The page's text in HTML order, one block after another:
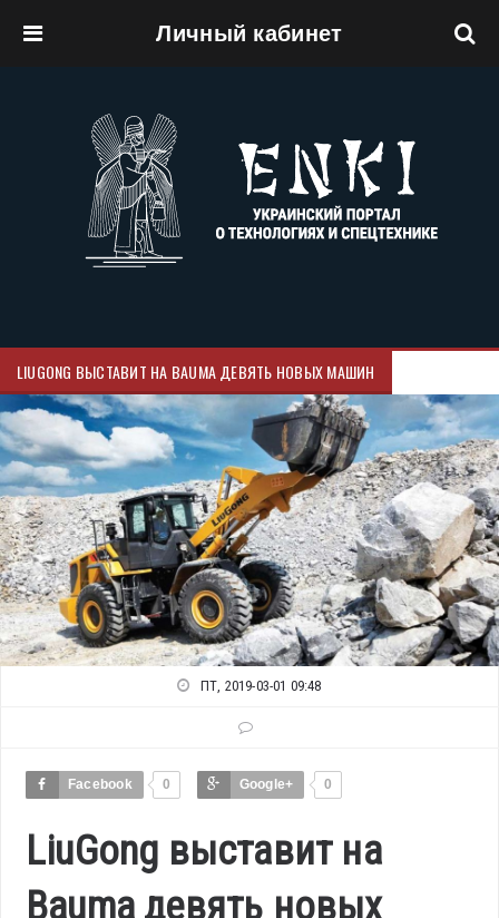
Личный кабинет
LIUGONG ВЫСТАВИТ НА BAUMA ДЕВЯТЬ НОВЫХ МАШИН
ПТ, 2019-03-01 09:48
Facebook 0 Google+ 0
LiuGong выставит на
Bauma девять новых